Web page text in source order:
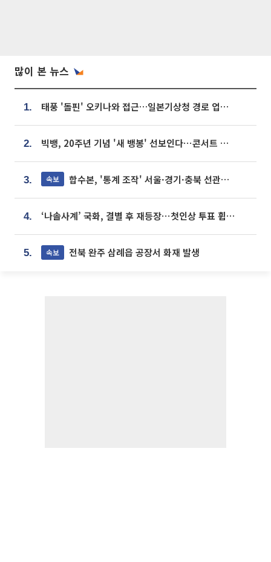
많이 본 뉴스
1. 태풍 '돌핀' 오키나와 접근…일본기상청 경로 업데이트
2. 빅뱅, 20주년 기념 '새 뱅봉' 선보인다⋯콘서트 앞두고 팝업 개최
3. 속보 합수본, '통계 조작' 서울·경기·충북 선관위 등 추가 압수수색
4. ‘나솔사계’ 국화, 결별 후 재등장⋯첫인상 투표 휩쓸고 ‘인기녀’ 등극
5. 속보 전북 완주 삼례읍 공장서 화재 발생